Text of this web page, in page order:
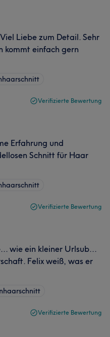
Liebe zum Detail. Sehr
kommt einfach gern
Verifizierte Bewertung
Erfahrung und
Schnitt für Haar
Verifizierte Bewertung
wie ein kleiner Urlsub...
Felix weiß, was er
Verifizierte Bewertung